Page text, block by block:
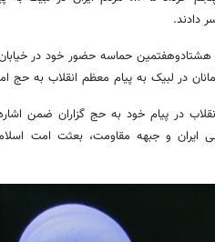
دادند.
هشتادوهفتمین حماسه حضور خود در
در لبیک به پیام معظم انقلاب به حج
انقلاب در پیام خود به حج گزاران ضمن
ایران و جبهه مقاومت، بعثت